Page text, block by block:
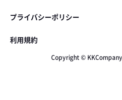
プライバシーポリシー
利用規約
Copyright ©